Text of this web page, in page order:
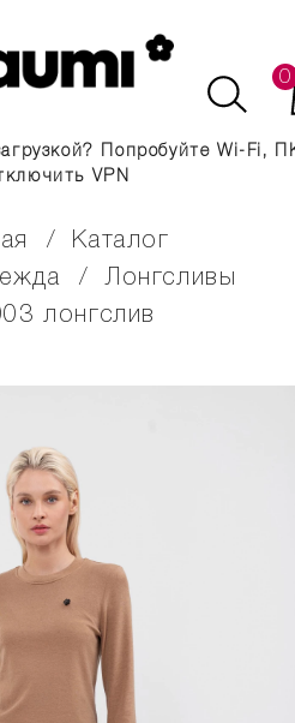
0
Попробуйте Wi-Fi,
VPN
каталог
лонгсливы
лонгслив